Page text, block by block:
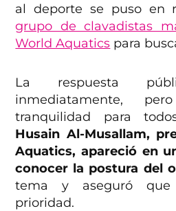
al deporte se puso en
grupo de clavadistas
World Aquatics para
La respuesta
inmediatamente,
tranquilidad para
Husain Al-Musallam,
Aquatics, apareció en
conocer la postura del
tema y aseguró
prioridad.